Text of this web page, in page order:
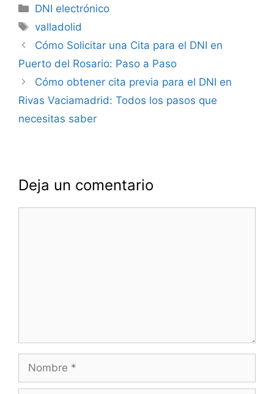
Categorías
DNI electrónico
Etiquetas
valladolid
Navegación
de
Cómo Solicitar una Cita para el DNI en
Puerto del Rosario: Paso a Paso
Cómo obtener cita previa para el DNI en
Rivas Vaciamadrid: Todos los pasos que
necesitas saber
Deja un comentario